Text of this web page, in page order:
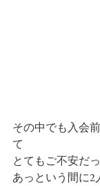
その中でも入会
て
とてもご不安だ
あっという間に2